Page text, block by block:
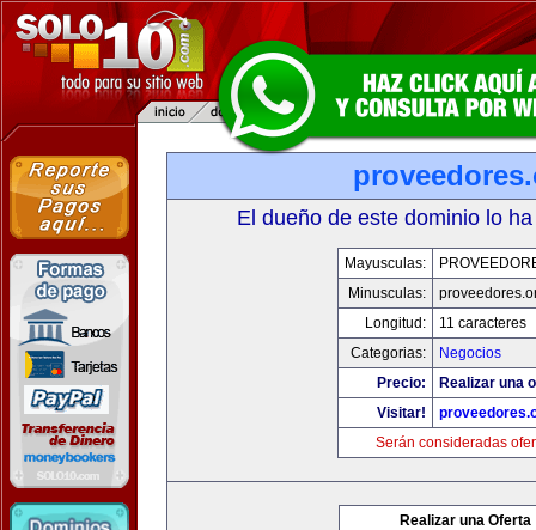
El dueño de este dominio lo
Mayusculas:
Minusculas:
Longitud:
11 caracteres
Categorias:
Negocios
Precio:
Realizar una
Visitar!
Serán consideradas
Realizar una Oferta